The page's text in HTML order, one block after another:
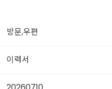
방문,우편
이력서